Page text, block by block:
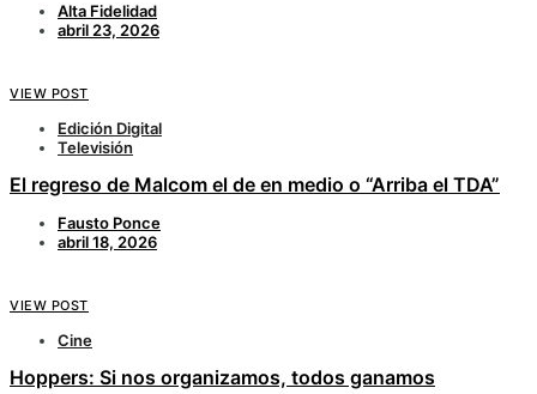
Alta Fidelidad
abril 23, 2026
VIEW POST
Edición Digital
Televisión
El regreso de Malcom el de en medio o “Arriba el TDA”
Fausto Ponce
abril 18, 2026
VIEW POST
Cine
Hoppers: Si nos organizamos, todos ganamos